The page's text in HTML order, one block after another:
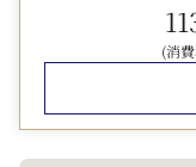
■デポジットのご
チェックインの際
するか、ご予約金
ックアウトの際に
(消